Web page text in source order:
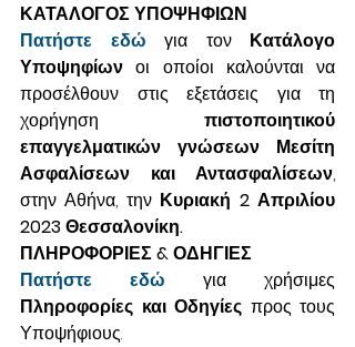
ΚΑΤΑΛΟΓΟΣ ΥΠΟΨΗΦΙΩΝ
Πατήστε εδώ για τον Κατάλογο
Υποψηφίων οι οποίοι καλούνται να
προσέλθουν στις εξετάσεις για τη
χορήγηση πιστοποιητικού
επαγγελματικών γνώσεων Μεσίτη
Ασφαλίσεων και Αντασφαλίσεων,
στην Αθήνα, την Κυριακή 2 Απριλίου
2023 Θεσσαλονίκη.
ΠΛΗΡΟΦΟΡΙΕΣ & ΟΔΗΓΙΕΣ
Πατήστε εδώ
Πληροφορίες και Οδηγίες προς τους
Υποψήφιους.